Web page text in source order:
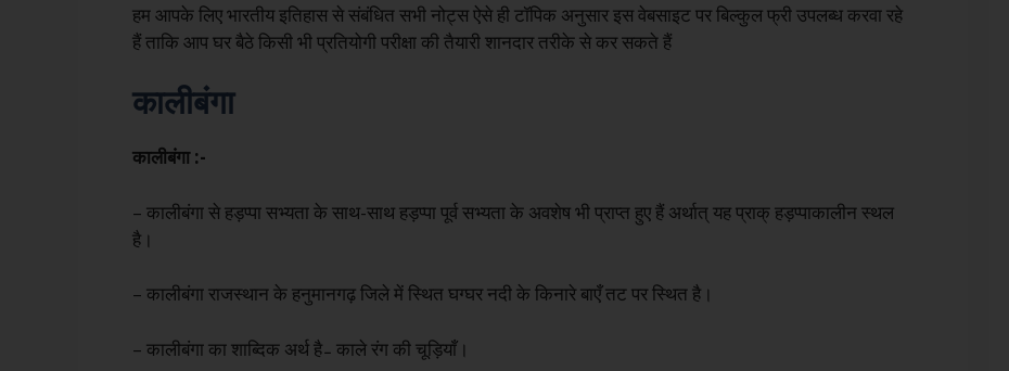
हम आपके लिए भारतीय इतिहास से संबंधित सभी नोट्स ऐसे ही टॉपिक अनुसार इस वेबसाइट पर बिल्कुल फ्री उपलब्ध करवा रहे
हैं ताकि आप घर बैठे किसी भी प्रतियोगी परीक्षा की तैयारी शानदार तरीके से कर सकते हैं
कालीबंगा
कालीबंगा :-
– कालीबंगा से हड़प्पा सभ्यता के साथ-साथ हड़प्पा पूर्व सभ्यता के अवशेष भी प्राप्त हुए हैं अर्थात् यह प्राक् हड़प्पाकालीन स्थल
है।
– कालीबंगा राजस्थान के हनुमानगढ़ जिले में स्थित घग्घर नदी के किनारे बाएँ तट पर स्थित है।
– कालीबंगा का शाब्दिक अर्थ है ̵ काले रंग की चूड़ियाँ।